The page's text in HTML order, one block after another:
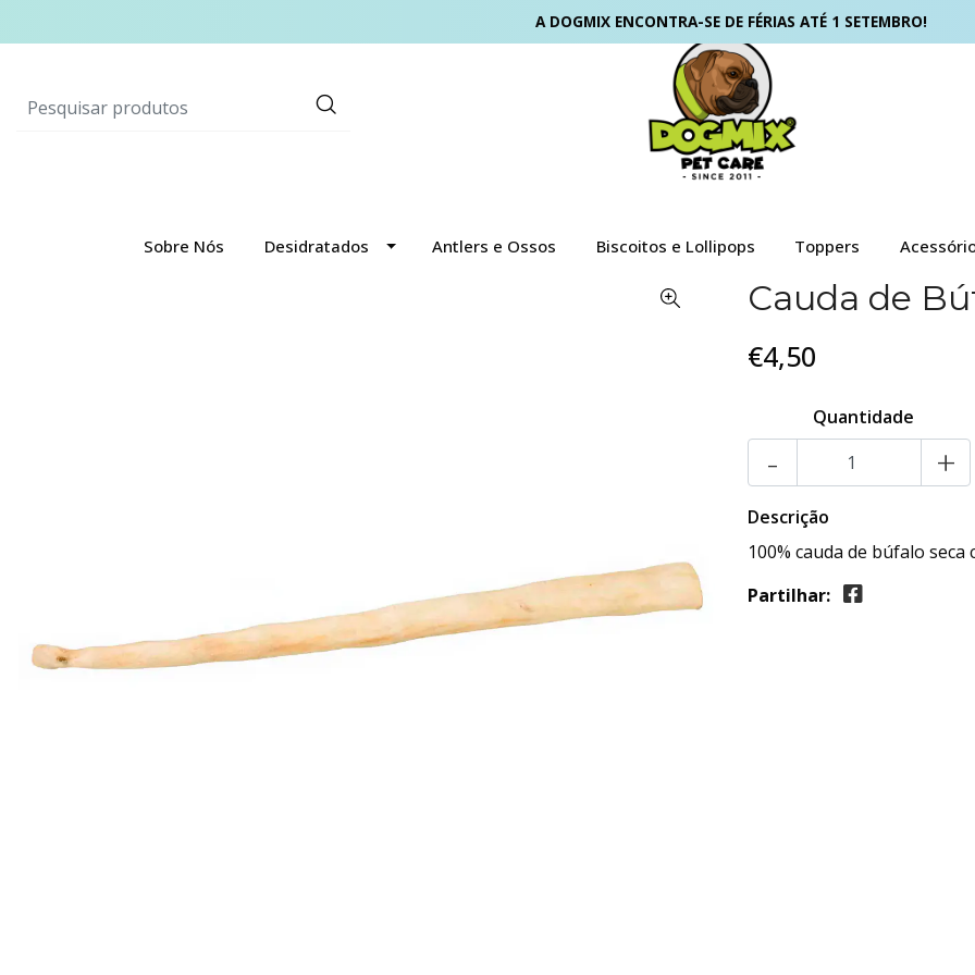
A DOGMIX ENCONTRA-SE DE FÉRIAS ATÉ 1 SETEMBRO!
Sobre Nós Desidratados Antlers e Ossos Biscoitos e Lollipops Toppers
Cauda de
€4,50
Quantidade
- +
Descrição
100% cauda de búfalo seca
Partilhar: